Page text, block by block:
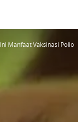
Ini Manfaat Vaksinasi Polio